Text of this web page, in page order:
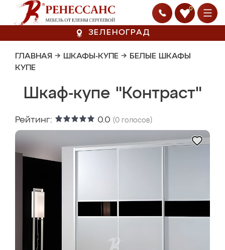
0
ЗЕЛЕНОГРАД
ГЛАВНАЯ → ШКАФЫ-КУПЕ → БЕЛЫЕ ШКАФЫ
КУПЕ
Шкаф-купе "Контраст"
Рейтинг: 0.0 (0 голосов)